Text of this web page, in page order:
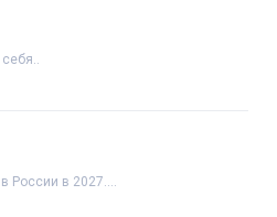
России в 2027....